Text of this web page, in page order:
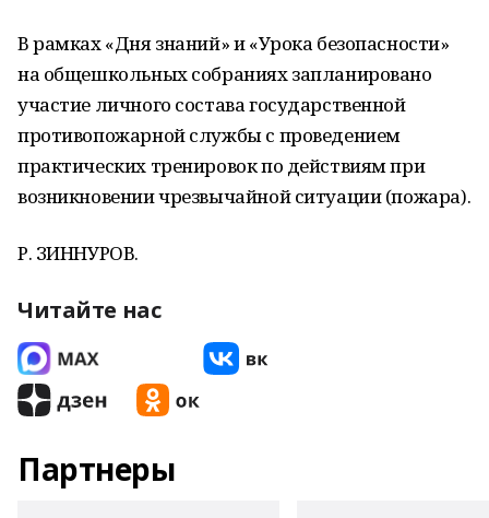
В рамках «Дня знаний» и «Урока безопасности»
на общешкольных собраниях запланировано
участие личного состава государственной
противопожарной службы с проведением
практических тренировок по действиям при
возникновении чрезвычайной ситуации (пожара).
Р. ЗИННУРОВ.
Читайте нас
Партнеры